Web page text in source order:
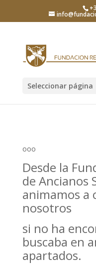
Seleccionar página
ooo
Desde la
de Ancianos
animamos a
nosotros
si no ha
buscaba en
apartados.